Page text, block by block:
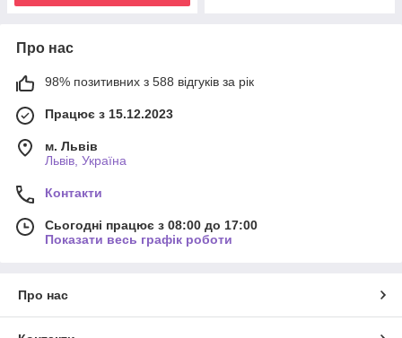
Про нас
98% позитивних з 588 відгуків за рік
Працює з 15.12.2023
м. Львів
Львів, Україна
Контакти
Сьогодні працює з 08:00 до 17:00
Показати весь графік роботи
Про нас